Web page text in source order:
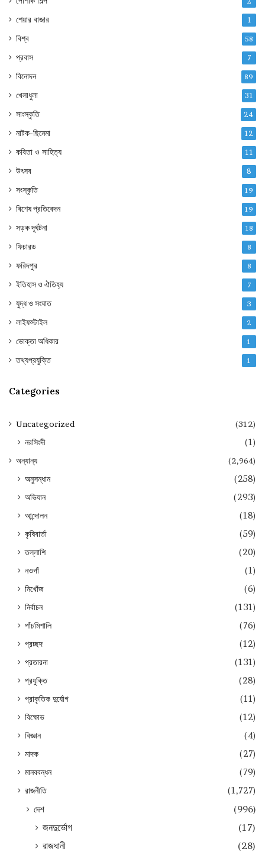
শেয়ার বাজার 1
বিশ্ব 58
প্রবাস 7
বিনোদন 89
খেলাধুলা 31
সাংস্কৃতি 24
নাটক-ছিনেমা 12
কবিতা ও সাহিত্য 11
উৎসব 8
সংস্কৃতি 19
বিশেষ প্রতিবেদন 19
সড়ক দূর্ঘটনা 18
ফিচারড 8
ফরিদপুর 8
ইতিহাস ও ঐতিহ্য 7
যুদ্ধ ও সংঘাত 3
লাইফস্টাইল 2
ভোক্তা অধিকার 1
তথ্যপ্রযুক্তি 1
Categories
Uncategorized (312)
নরসিংদী (1)
অন্যান্য (2,964)
অনুসন্ধান
(258)
অভিযান
(293)
আন্দোলন
(18)
কৃষিবার্তা
(59)
তল্লাশি
(20)
নওগাঁ
(1)
নিখোঁজ
(6)
নির্বাচন
(131)
পাঁচমিশালি
(76)
প্রচ্ছদ
(12)
প্রতারনা
(131)
প্রযুক্তি
(28)
প্রাকৃতিক দুর্যোগ
(11)
বিক্ষোভ
(12)
বিজ্ঞান
(4)
মাদক
(27)
মানববন্ধন
(79)
রাজনীতি
(1,727)
দেশ
(996)
জনদুর্ভোগ
(17)
রাজধানী
(28)